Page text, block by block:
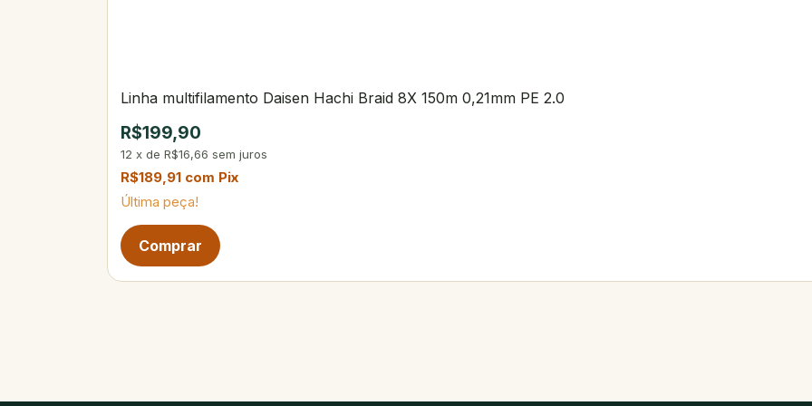
Linha multifilamento Daisen Hachi Braid 8X 150m 0,21mm PE 2.0
R$199,90
12 x de R$16,66 sem juros
R$189,91 com Pix
Última peça!